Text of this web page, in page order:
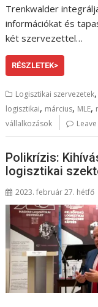
Trenkwalder
információkat és
két szervezettel…
RÉSZLETEK>
Logisztikai szervezetek,
logisztikai, március, MLE,
vállalkozások
Polikrízis:
logisztikai
2023. február 27. hétfő